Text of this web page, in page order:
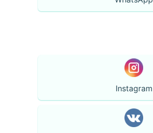
Instagram